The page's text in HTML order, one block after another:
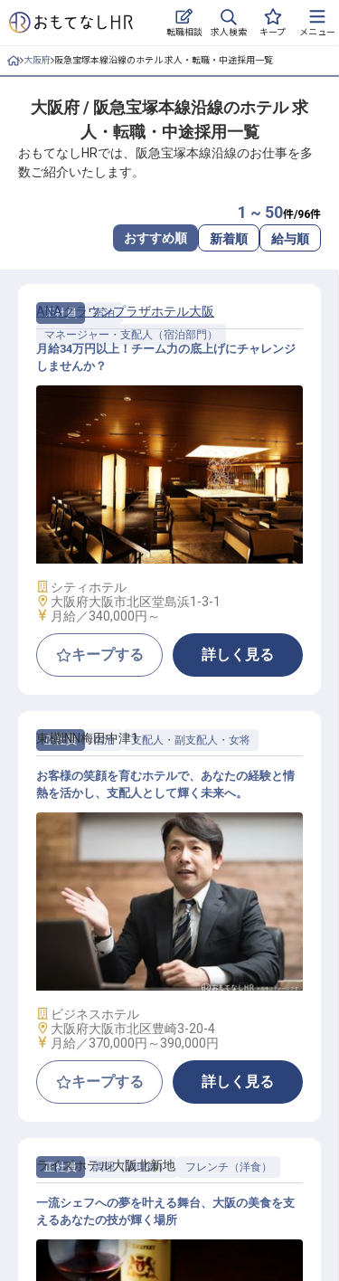
転職相談 求人検索 キープ メニュー
ログイン
求人・施設を探す
キープした求人
おもてなしHRについて
よくある質問
ホテル・宿泊業界情報コラム
無料 転職サポートに申し込む
採用をお考えの企業様へ
大阪府 阪急宝塚本線沿線のホテル 求人・転職・中途採用一覧
大阪府 / 阪急宝塚本線沿線のホテル 求
人・転職・中途採用一覧
おもてなしHRでは、阪急宝塚本線沿線のお仕事を多
数ご紹介いたします。
1 ~ 50件/96件
おすすめ順 新着順 給与順
正社員
宿泊
マネージャー・支配人（宿泊部門）
宿泊マネージャー
ANAクラウンプラザホテル大阪
月給34万円以上！チーム力の底上げにチャレンジ
しませんか？
施設業態
シティホテル
勤務地
大阪府大阪市北区堂島浜1-3-1
給与
月給／340,000円～
キープする 詳しく見る
正社員 宿泊 支配人・副支配人・女将
ホテル支配人
東横INN梅田中津1
お客様の笑顔を育むホテルで、あなたの経験と情
熱を活かし、支配人として輝く未来へ。
施設業態
ビジネスホテル
勤務地
大阪府大阪市北区豊崎3-20-4
給与
月給／370,000円～ 390,000円
キープする 詳しく見る
正社員 調理（調理師） フレンチ（洋食）
ライズホテル大阪北新地
一流シェフへの夢を叶える舞台、大阪の美食を支
えるあなたの技が輝く場所